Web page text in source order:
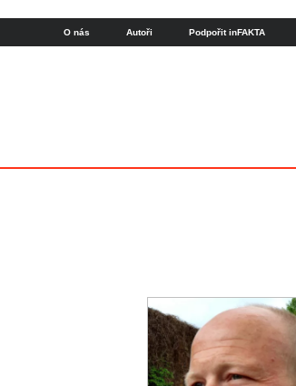
O nás Autoři Podpořit inFAKTA